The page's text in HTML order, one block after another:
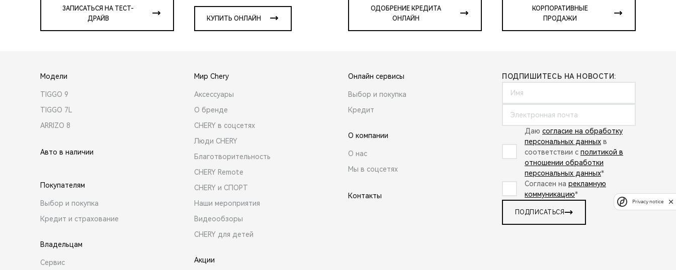
ЗАПИСАТЬСЯ НА ТЕСТ-
ДРАЙВ
КУПИТЬ ОНЛАЙН
ОДОБРЕНИЕ КРЕДИТА
ОНЛАЙН
КОРПОРАТИВНЫЕ
ПРОДАЖИ
Модели
TIGGO 9
TIGGO 7L
ARRIZO 8
Авто в наличии
Покупателям
Выбор и покупка
Кредит и страхование
Владельцам
Сервис
Мир Chery
Аксессуары
О бренде
CHERY в соцсетях
Люди CHERY
Благотворительность
CHERY Remote
CHERY и СПОРТ
Наши мероприятия
Видеообзоры
CHERY для детей
Акции
Онлайн сервисы
Выбор и покупка
Кредит
О компании
О нас
Мы в соцсетях
Контакты
ПОДПИШИТЕСЬ НА НОВОСТИ:
Даю согласие на обработку
персональных данных в
соответствии с политикой в
отношении обработки
персональных данных*
Согласен на рекламную
коммуникацию*
ПОДПИСАТЬСЯ
Privacy notice